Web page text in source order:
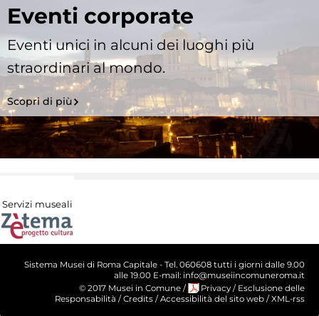
Eventi corporate
Eventi unici in alcuni dei luoghi più
straordinari al mondo.
Scopri di più
Servizi museali
Sistema Musei di Roma Capitale - Tel. 060608 tutti i giorni dalle 9.00
alle 19.00 E-mail: info@museiincomuneroma.it
© 2017 Musei in Comune / Privacy / Esclusione delle
Responsabilità / Credits / Accessibilità del sito web / XML-rss